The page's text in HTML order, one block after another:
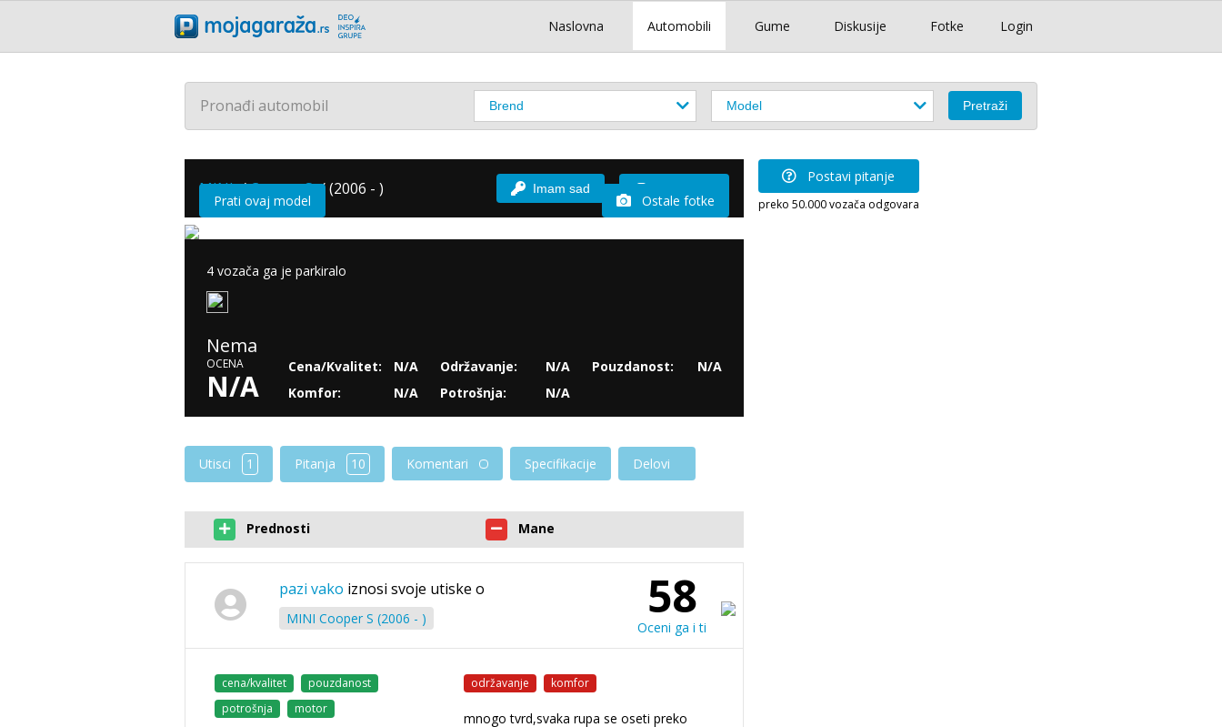
Login
Naslovna Automobili Gume Diskusije Fotke
Pronađi automobil
MINI /Cooper S /(2006 - ) Imam sad
Prati ovaj model Ostale fotke
4 vozača ga je parkiralo
Nema
OCENA
N/A
Cena/Kvalitet:
N/A
Komfor:
N/A
Održavanje:
N/A
Potrošnja:
N/A
Pouzdanost: N/A
Utisci 1 Pitanja 10 Komentari Specifikacije Delovi
Prednosti Mane
pazi vako iznosi svoje utiske o
MINI Cooper S (2006 - ) 58
Oceni ga i ti
cena/kvalitet
pouzdanost
potrošnja
motor
održavanje komfor
mnogo tvrd,svaka rupa se oseti preko
Postavi pitanje
preko 50.000 vozača odgovara